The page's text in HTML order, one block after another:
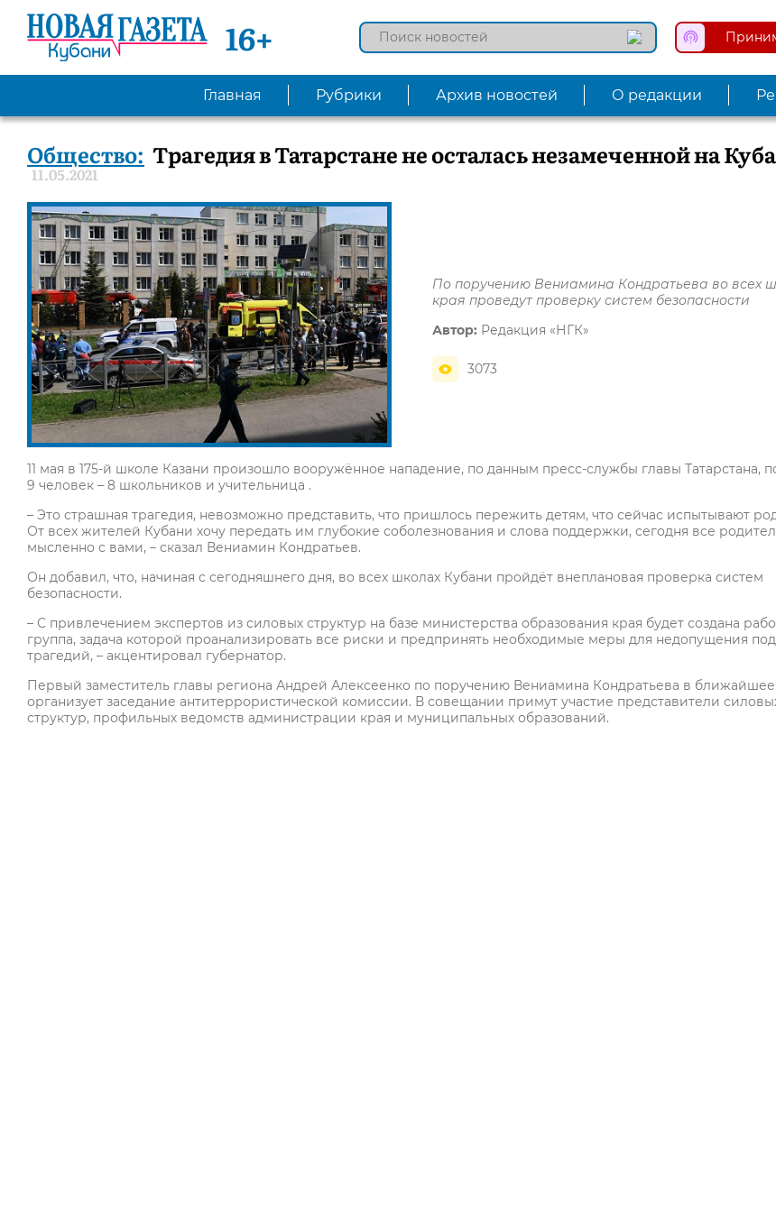
16+
Главная Рубрики Архив новостей О редакции
Общество: Трагедия в Татарстане не осталась незамеченной на
11.05.2021
По поручению Вениамина Кондратьева во всех
края проведут проверку систем безопасности
Автор: Редакция «НГК»
3073
11 мая в 175-й школе Казани произошло вооружённое нападение, по данным пресс-службы главы Татарстана,
9 человек – 8 школьников и учительница .
– Это страшная трагедия, невозможно представить, что пришлось пережить детям, что сейчас испытывают
От всех жителей Кубани хочу передать им глубокие соболезнования и слова поддержки, сегодня все
мысленно с вами, – сказал Вениамин Кондратьев.
Он добавил, что, начиная с сегодняшнего дня, во всех школах Кубани пройдёт внеплановая проверка систем
безопасности.
– С привлечением экспертов из силовых структур на базе министерства образования края будет создана
группа, задача которой проанализировать все риски и предпринять необходимые меры для недопущения
трагедий, – акцентировал губернатор.
Первый заместитель главы региона Андрей Алексеенко по поручению Вениамина Кондратьева в
организует заседание антитеррористической комиссии. В совещании примут участие представители
структур, профильных ведомств администрации края и муниципальных образований.